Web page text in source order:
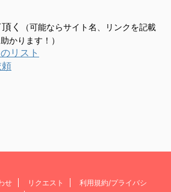
く
（可能ならサイト名、リンクを記載
かります！）
リスト
せ リクエスト
利用規約/プライバシ